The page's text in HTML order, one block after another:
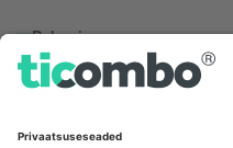
Bulgaria
Regus Sofia City West, bul
Totleben 53-55, 1606 Sofia,